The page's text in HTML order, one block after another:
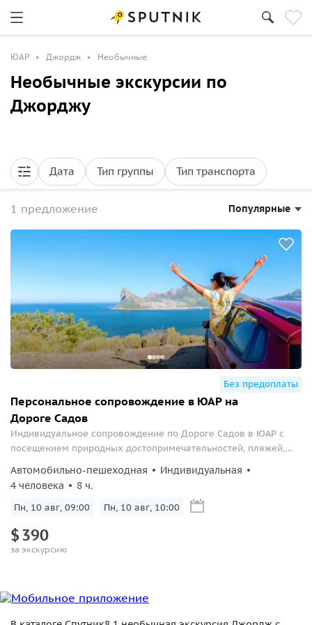
ЮАР Джордж Необычные
Необычные экскурсии по
Джорджу
Дата Тип группы Тип транспорта
1 предложение Популярные
Без предоплаты
Персональное сопровождение в ЮАР на
Дороге Садов
Индивидуальное сопровождение по Дороге Садов в ЮАР с
посещением природных достопримечательностей, пляжей,
региона
Автомобильно-пешеходная
Индивидуальная
4 человека
8 ч.
Пн, 10 авг, 09:00 Пн, 10 авг, 10:00
$390
за экскурсию